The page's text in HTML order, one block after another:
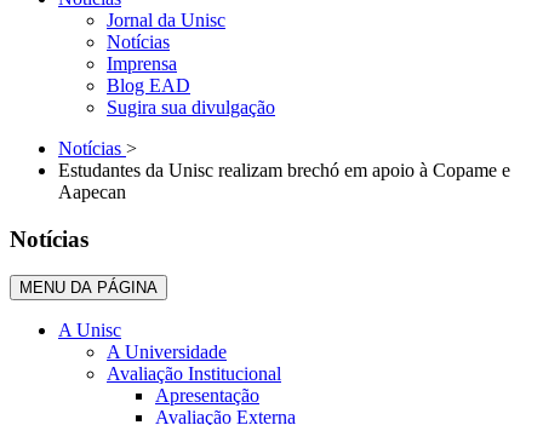
Jornal da Unisc
Notícias
Imprensa
Blog EAD
Sugira sua divulgação
Notícias >
Estudantes da Unisc realizam brechó em apoio à Copame e
Aapecan
Notícias
MENU DA PÁGINA
A Unisc
A Universidade
Avaliação Institucional
Apresentação
Avaliação Externa